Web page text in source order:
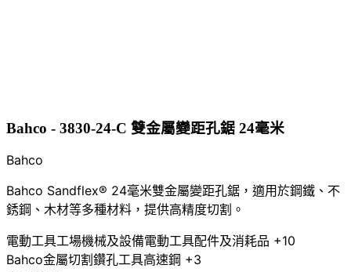
Bahco - 3830-24-C 雙金屬變距孔鋸 24毫米
Bahco
Bahco Sandflex® 24毫米雙金屬變距孔鋸，適用於鋼鐵、不
銹鋼、木材等多種材料，提供高精度切割。
電動工具工場機械及設備電動工具配件及消耗品 +10
Bahco金屬切割鑽孔工具高速鋼 +3